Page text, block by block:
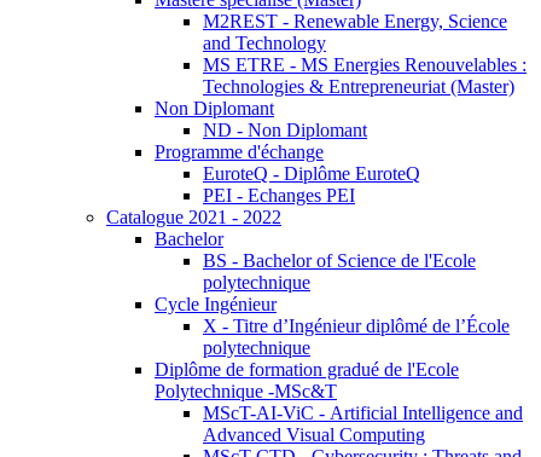
M2REST - Renewable Energy, Science
and Technology
MS ETRE - MS Energies Renouvelables :
Technologies & Entrepreneuriat (Master)
Non Diplomant
ND - Non Diplomant
Programme d'échange
EuroteQ - Diplôme EuroteQ
PEI - Echanges PEI
Catalogue 2021 - 2022
Bachelor
BS - Bachelor of Science de l'Ecole
polytechnique
Cycle Ingénieur
X - Titre d’Ingénieur diplômé de l’École
polytechnique
Diplôme de formation gradué de l'Ecole
Polytechnique -MSc&T
MScT-AI-ViC - Artificial Intelligence and
Advanced Visual Computing